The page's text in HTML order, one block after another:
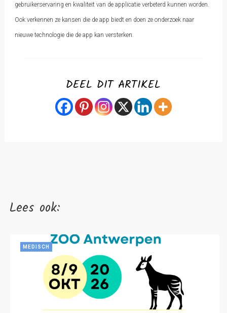
gebruikerservaring en kwaliteit van de applicatie verbeterd kunnen worden.
Ook verkennen ze kansen die de app biedt en doen ze onderzoek naar
nieuwe technologie die de app kan versterken.
DEEL DIT ARTIKEL
Lees ook:
MEDISCH